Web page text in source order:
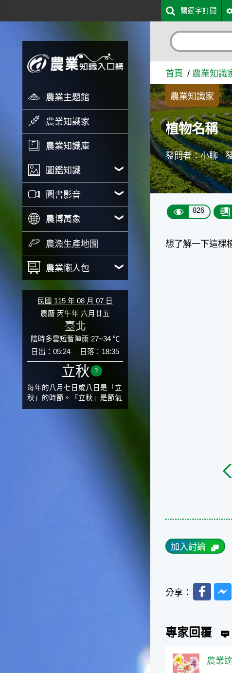
植物名稱 - 農業知識入口網
農業主題館
農業知識家
農業知識庫
圖鑑知識
圖書影音
農博萬象
農漁生產地圖
農業懶人包
民國 115 年 08 月 07 日
農曆 丙午年 六月廿五
臺北
陰時多雲短暫陣雨 27~34 ℃
日出：05:24
日落：18:35
立秋 ?
每年的八月七日或八日是「立
秋」的時節。「立秋」是節氣
邁入秋涼的先聲，表示酷熱難
關鍵字訂閱
首頁 農業知識
農業知識家
植物名稱
發問者：小聊
826
想了解一下這棵
加入討論
分享：
Facebook
專家回覆
農業